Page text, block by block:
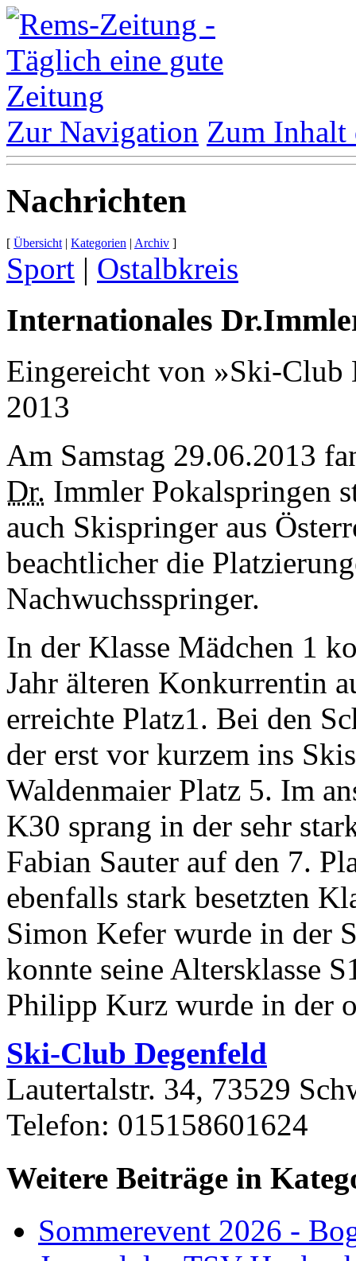
Zur Navigation Zum Inhalt
Nachrichten
[ Übersicht | Kategorien | Archiv ]
Sport | Ostalbkreis
Internationales
Eingereicht von »Ski-Club
2013
Am Samstag 29.06.2013
Dr. Immler Pokalspringen
auch Skispringer aus
beachtlicher die
Nachwuchsspringer.
In der Klasse Mädchen 1
Jahr älteren Konkurrentin
erreichte Platz1. Bei den
der erst vor kurzem ins
Waldenmaier Platz 5. Im
K30 sprang in der sehr
Fabian Sauter auf den 7.
ebenfalls stark besetzten
Simon Kefer wurde in der
konnte seine Altersklasse S
Philipp Kurz wurde in der
Ski-Club Degenfeld
Lautertalstr. 34, 73529
Telefon: 015158601624
Weitere Beiträge in
Sommerevent 2026 -